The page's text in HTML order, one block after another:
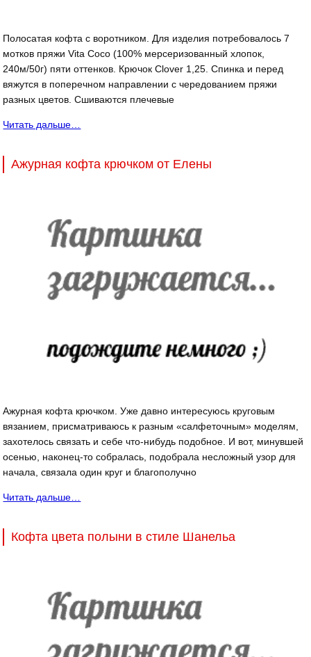
Полосатая кофта с воротником. Для изделия потребовалось 7
мотков пряжи Vita Coco (100% мерсеризованный хлопок,
240м/50г) пяти оттенков. Крючок Clover 1,25. Спинка и перед
вяжутся в поперечном направлении с чередованием пряжи
разных цветов. Сшиваются плечевые
Читать дальше…
Ажурная кофта крючком от Елены
Ажурная кофта крючком. Уже давно интересуюсь круговым
вязанием, присматриваюсь к разным «салфеточным» моделям,
захотелось связать и себе что-нибудь подобное. И вот, минувшей
осенью, наконец-то собралась, подобрала несложный узор для
начала, связала один круг и благополучно
Читать дальше…
Кофта цвета полыни в стиле Шанельa